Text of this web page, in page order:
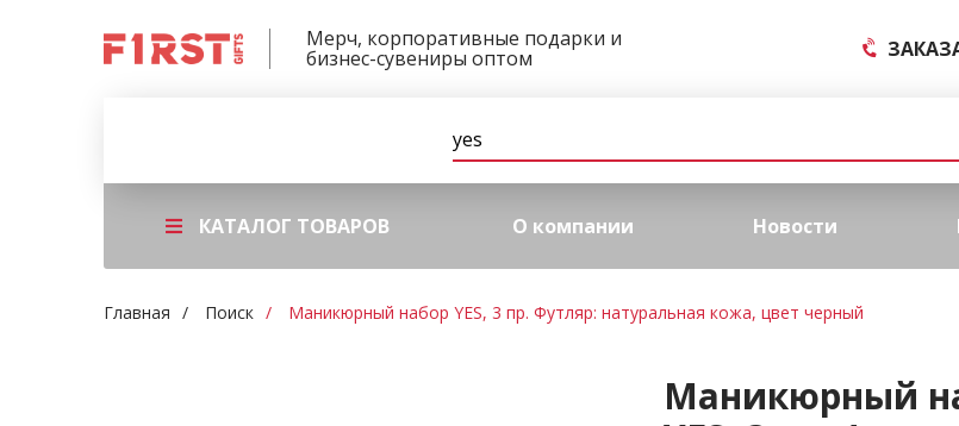
Мерч, корпоративные подарки и
бизнес-сувениры оптом
КАТАЛОГ ТОВАРОВ О компании Новости
Главная Поиск Маникюрный набор YES, 3 пр. Футляр: натуральная кожа, цвет черный
Маникюрный